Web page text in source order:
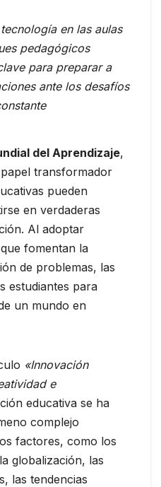
en las aulas
pedagógicos
para preparar a
ante los desafíos
del Aprendizaje,
transformador
pueden
en verdaderas
Al adoptar
fomentan la
de problemas, las
estudiantes para
un mundo en
«Innovación
e
educativa se ha
complejo
factores, como los
globalización, las
las tendencias